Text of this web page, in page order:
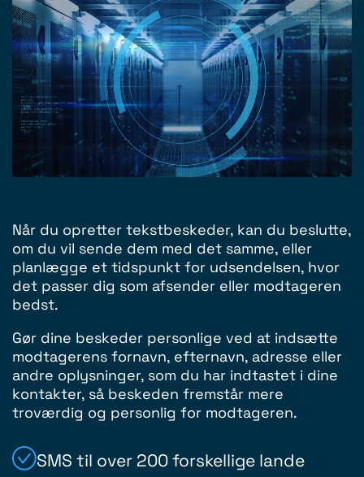
Når du opretter tekstbeskeder, kan du beslutte,
om du vil sende dem med det samme, eller
planlægge et tidspunkt for udsendelsen, hvor
det passer dig som afsender eller modtageren
bedst.
Gør dine beskeder personlige ved at indsætte
modtagerens fornavn, efternavn, adresse eller
andre oplysninger, som du har indtastet i dine
kontakter, så beskeden fremstår mere
troværdig og personlig for modtageren.
SMS til over 200 forskellige lande